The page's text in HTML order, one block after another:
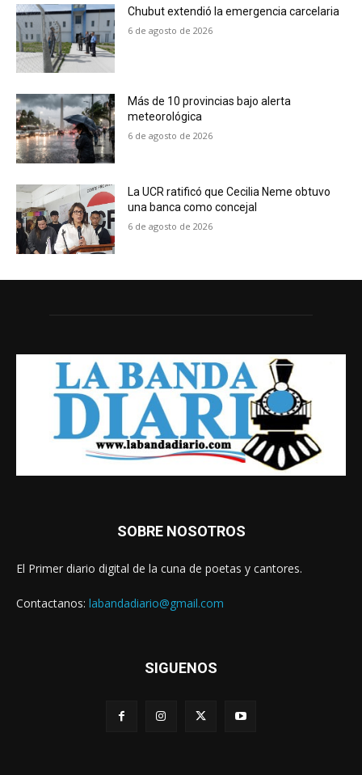
Chubut extendió la emergencia carcelaria
6 de agosto de 2026
Más de 10 provincias bajo alerta
meteorológica
6 de agosto de 2026
La UCR ratificó que Cecilia Neme obtuvo
una banca como concejal
6 de agosto de 2026
SOBRE NOSOTROS
El Primer diario digital de la cuna de poetas y cantores.
Contactanos: labandadiario@gmail.com
SIGUENOS